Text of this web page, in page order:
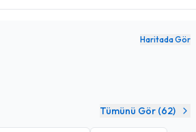
Haritada Gör
Tümünü Gör (62)